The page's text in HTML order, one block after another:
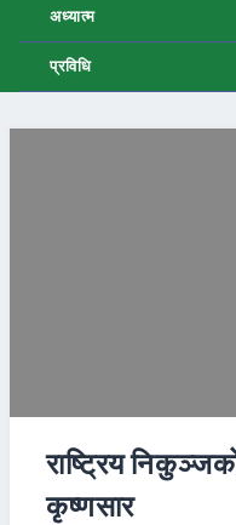
अध्यात्म
प्रविधि
राष्ट्रिय
कृष्णसार